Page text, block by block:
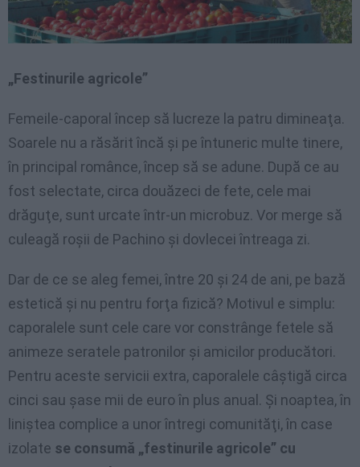
„Festinurile agricole”
Femeile-caporal încep să lucreze la patru dimineaţa.
Soarele nu a răsărit încă şi pe întuneric multe tinere,
în principal românce, încep să se adune. După ce au
fost selectate, circa douăzeci de fete, cele mai
drăguţe, sunt urcate într-un microbuz. Vor merge să
culeagă roşii de Pachino şi dovlecei întreaga zi.
Dar de ce se aleg femei, între 20 şi 24 de ani, pe bază
estetică şi nu pentru forţa fizică? Motivul e simplu:
caporalele sunt cele care vor constrânge fetele să
animeze seratele patronilor şi amicilor producători.
Pentru aceste servicii extra, caporalele câştigă circa
cinci sau şase mii de euro în plus anual. Şi noaptea, în
liniştea complice a unor întregi comunităţi, în case
izolate se consumă „festinurile agricole” cu